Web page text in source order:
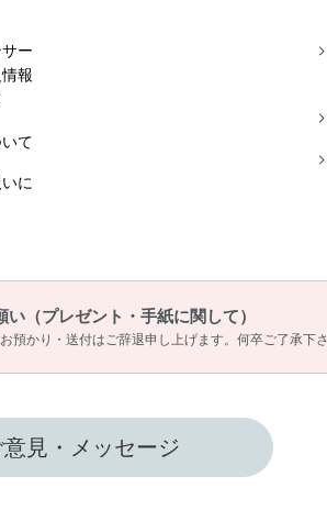
ー
報
て
に
い （プレゼント・手紙に関して）
預かり・送付はご辞退申し上げます。何卒ご了承下
意見・メッセージ